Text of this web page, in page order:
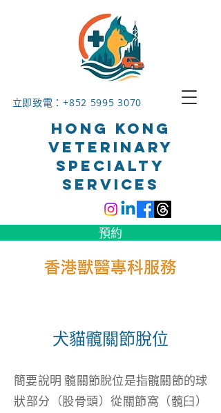
立即致電：+852 5995 3070
HONG KONG
VETERINARY
SPECIALTY
SERVICES
預約
犬貓髖關節脫位
簡要說明 髖關節脫位是指髖關節的球
狀部分（股骨頭）從關節窩（髖臼）